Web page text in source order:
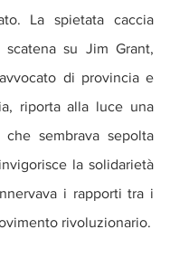
La spietata caccia
su Jim Grant,
di provincia e
riporta alla luce una
sembrava sepolta
la solidarietà
i rapporti tra i
rivoluzionario.